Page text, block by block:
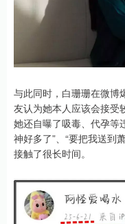
与此同时，白珊珊在微博
友认为她本人应该会接受
她还自曝了吸毒、代孕等
神好多了”、“要把我送到
接触了很长时间。